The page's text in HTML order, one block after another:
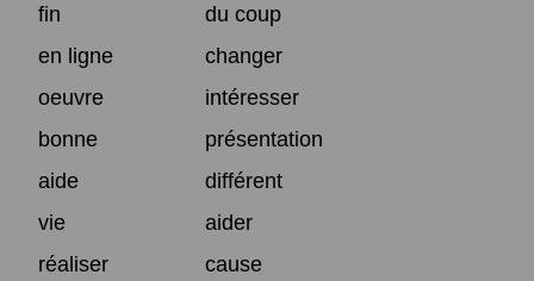
fin
du coup
en ligne
changer
oeuvre
intéresser
bonne
présentation
aide
différent
vie
aider
réaliser
cause